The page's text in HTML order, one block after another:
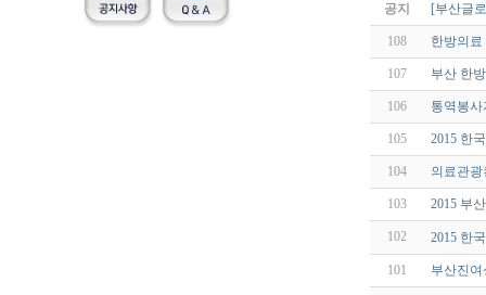
공지 [부산글
108 한방의
107 부산 한
106 통역봉
105 2015 한
104 의료관
103 2015 부
102 2015 한
101 부산진